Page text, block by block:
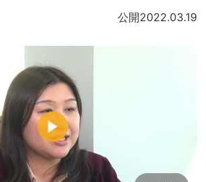
公開2022.03.19